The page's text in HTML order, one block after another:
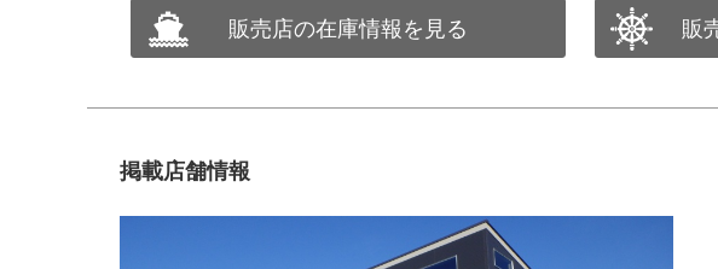
販売店の在庫情報を見る 販
掲載店舗情報